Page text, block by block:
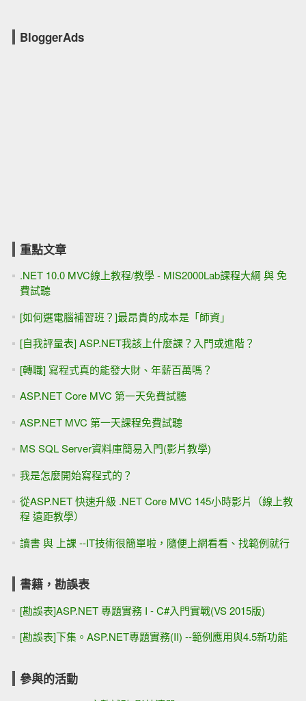
BloggerAds
重點文章
.NET 10.0 MVC線上教程/教學 - MIS2000Lab課程大綱 與 免
費試聽
[如何選電腦補習班？]最昂貴的成本是「師資」
[自我評量表] ASP.NET我該上什麼課？入門或進階？
[轉職] 寫程式真的能發大財、年薪百萬嗎？
ASP.NET Core MVC 第一天免費試聽
ASP.NET MVC 第一天課程免費試聽
MS SQL Server資料庫簡易入門(影片教學)
我是怎麼開始寫程式的？
從ASP.NET 快速升級 .NET Core MVC 145小時影片（線上教
程 遠距教學）
讀書 與 上課 --IT技術很簡單啦，隨便上網看看、找範例就行
書籍，勘誤表
[勘誤表]ASP.NET 專題實務 I - C#入門實戰(VS 2015版)
[勘誤表]下集。ASP.NET專題實務(II) --範例應用與4.5新功能
參與的活動